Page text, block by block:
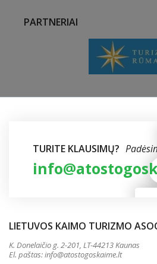
PARTNERIAI
TURITE KLAUSIMŲ?
LIETUVOS KAIMO TURIZMO
K. Donelaičio g. 2-201, LT-44213 Kaunas
El. paštas:info@atostogoskaime.lt